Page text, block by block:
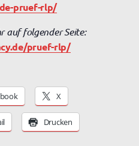
pruef-rlp/
auf folgender Seite:
pruef-rlp/
X
Drucken